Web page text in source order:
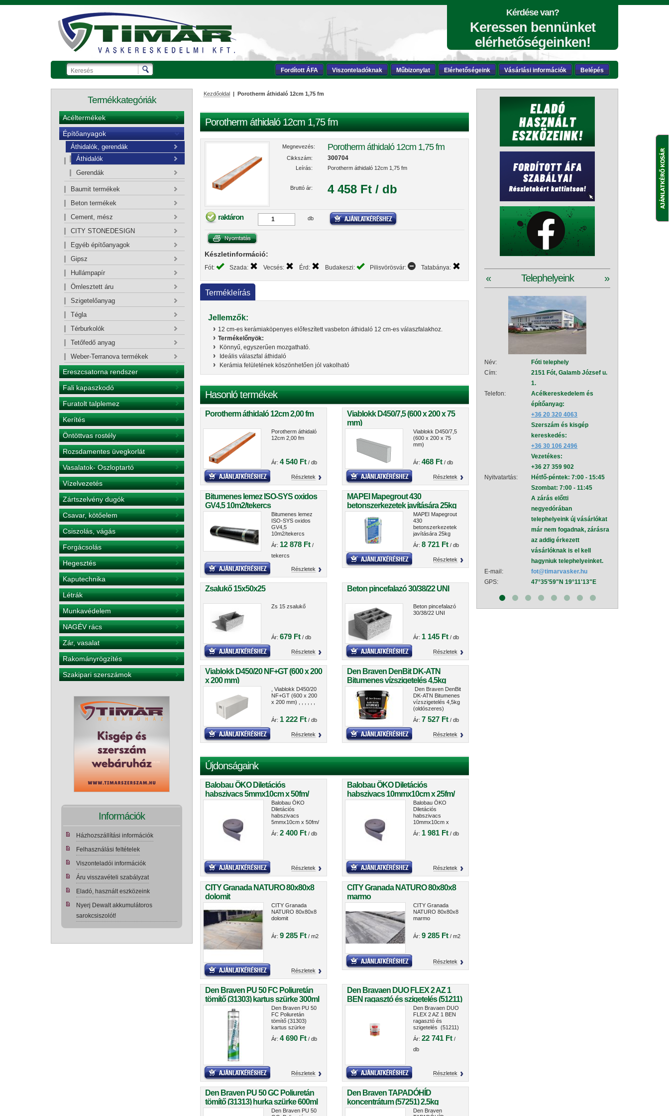
Kérdése van?
Keressen bennünket
elérhetőségeinken!
Fordított ÁFA Viszonteladóknak Műbizonylat Elérhetőségeink Vásárlási információk Belépés
Termékkategóriák
Acéltermékek
Építőanyagok
Áthidalók, gerendák
Áthidalók
Gerendák
Baumit termékek
Beton termékek
Cement, mész
CITY STONEDESIGN
Egyéb építőanyagok
Gipsz
Hullámpapír
Ömlesztett áru
Szigetelőanyag
Tégla
Térburkolók
Tetőfedő anyag
Weber-Terranova termékek
Ereszcsatorna rendszer
Fali kapaszkodó
Furatolt talplemez
Kerítés
Öntöttvas rostély
Rozsdamentes üvegkorlát
Vasalatok- Oszloptartó
Vízelvezetés
Zártszelvény dugók
Csavar, kötőelem
Csiszolás, vágás
Forgácsolás
Hegesztés
Kaputechnika
Létrák
Munkavédelem
NAGÉV rács
Zár, vasalat
Rakományrögzítés
Szakipari szerszámok
Információk
Házhozszállítási információk
Felhasználási feltételek
Viszonteladói információk
Áru visszavételi szabályzat
Eladó, használt eszközeink
Nyerj Dewalt akkumulátoros
sarokcsiszolót!
Kezdőoldal | Porotherm áthidaló 12cm 1,75 fm
Porotherm áthidaló 12cm 1,75 fm
Megnevezés: Porotherm áthidaló 12cm 1,75 fm
Cikkszám: 300704
Leírás: Porotherm áthidaló 12cm 1,75 fm
Bruttó ár: 4 458 Ft / db
raktáron db
Készletinformáció:
Fót: Szada: Vecsés: Érd: Budakeszi: Pilisvörösvár: Tatabánya:
Termékleírás
Jellemzők:
12 cm-es kerámiaköpenyes előfeszített vasbeton áthidaló 12 cm-es válaszfalakhoz.
Termékelőnyök:
Könnyű, egyszerűen mozgatható.
Ideális válaszfal áthidaló
Kerámia felületének köszönhetően jól vakolható
Hasonló termékek
Porotherm áthidaló 12cm 2,00 fm
Porotherm áthidaló
12cm 2,00 fm
Ár: 4 540 Ft/ db
Részletek
Viablokk D450/7,5 (600 x 200 x 75
mm)
Viablokk D450/7,5
(600 x 200 x 75
mm)
Ár: 468 Ft/ db
Részletek
Bitumenes lemez ISO-SYS oxidos
GV4,5 10m2/tekercs
Bitumenes lemez
ISO-SYS oxidos
GV4,5
10m2/tekercs
Ár: 12 878 Ft/
tekercs
Részletek
MAPEI Mapegrout 430
betonszerkezetek javítására 25kg
MAPEI Mapegrout
430
betonszerkezetek
javítására 25kg
Ár: 8 721 Ft/ db
Részletek
Zsalukő 15x50x25
Zs 15 zsalukő
Ár: 679 Ft/ db
Részletek
Beton pincefalazó 30/38/22 UNI
Beton pincefalazó
30/38/22 UNI
Ár: 1 145 Ft/ db
Részletek
Viablokk D450/20 NF+GT (600 x 200
x 200 mm)
, Viablokk D450/20
NF+GT (600 x 200
x 200 mm) , , , , , ,
Ár: 1 222 Ft/ db
Részletek
Den Braven DenBit DK-ATN
Bitumenes vízszigetelés 4,5kg
(oldószeres) 11003HUDen Braven DenBit
DK-ATN Bitumenes
vízszigetelés 4,5kg
(oldószeres)
Ár: 7 527 Ft/ db
Részletek
Újdonságaink
Balobau ÖKO Diletációs
habszivacs 5mmx10cm x 50fm/
tekercs
Balobau ÖKO
Diletációs
habszivacs
5mmx10cm x 50fm/
Ár: 2 400 Ft/ db
Részletek
Balobau ÖKO Diletációs
habszivacs 10mmx10cm x 25fm/
tekercs
Balobau ÖKO
Diletációs
habszivacs
10mmx10cm x
Ár: 1 981 Ft/ db
Részletek
CITY Granada NATURO 80x80x8
dolomit
CITY Granada
NATURO 80x80x8
dolomit
Ár: 9 285 Ft/ m2
Részletek
CITY Granada NATURO 80x80x8
marmo
CITY Granada
NATURO 80x80x8
marmo
Ár: 9 285 Ft/ m2
Részletek
Den Braven PU 50 FC Poliuretán
tömítő (31303) kartus szürke 300ml
Den Braven PU 50
FC Poliuretán
tömítő (31303)
kartus szürke
Ár: 4 690 Ft/ db
Részletek
Den Bravaen DUO FLEX 2 AZ 1
BEN ragasztó és szigetelés (51211)
5kg
Den Bravaen DUO
FLEX 2 AZ 1 BEN
ragasztó és
szigetelés (51211)
Ár: 22 741 Ft/
db
Részletek
Den Braven PU 50 GC Poliuretán
tömítő (31313) hurka szürke 600ml
Den Braven PU 50
Den Braven TAPADÓHÍD
koncentrátum (57251) 2,5kg
Den Braven
Telephelyeink
« »
Név:
Fóti telephely
Cím:
2151 Fót, Galamb József u.
1.
Telefon:
Acélkereskedelem és
építőanyag:
+36 20 320 4063
Szerszám és kisgép
kereskedés:
+36 30 106 2496
Vezetékes:
+36 27 359 902
Nyitvatartás:
Hétfő-péntek: 7:00 - 15:45
Szombat: 7:00 - 11:45
A zárás előtti
negyedórában
telephelyeink új vásárlókat
már nem fogadnak, zárásra
az addig érkezett
vásárlóknak is el kell
hagyniuk telephelyeinket.
E-mail:
fot@timarvasker.hu
GPS:
47°35'59"N 19°11'13"E